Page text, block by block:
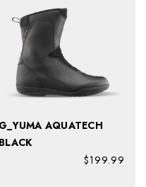
G_YUMA AQUATECH
BLACK
$199.99